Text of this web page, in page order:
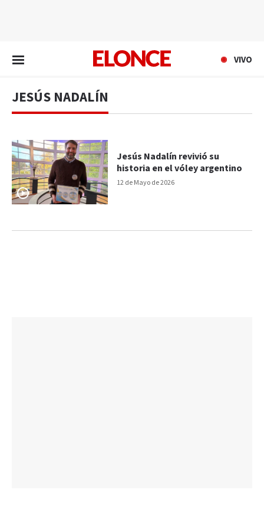
VIVO
JESÚS NADALÍN
12 de Mayo de 2026
Jesús Nadalín revivió su
historia en el vóley argentino